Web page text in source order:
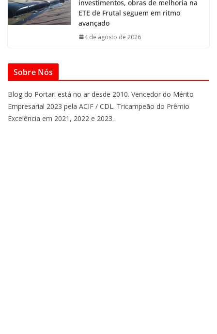
investimentos, obras de melhoria na
ETE de Frutal seguem em ritmo
avançado
4 de agosto de 2026
Sobre Nós
Blog do Portari está no ar desde 2010. Vencedor do Mérito
Empresarial 2023 pela ACIF / CDL. Tricampeão do Prêmio
Excelência em 2021, 2022 e 2023.